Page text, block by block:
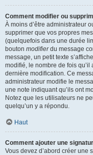
Comment modifier ou
À moins d’être administrateur
supprimer que vos propres
(quelquefois dans une durée
bouton modifierdu message
message, un petit texte
modifié, le nombre de fois
dernière modification. Ce
administrateur modifie le
une note indiquant qu’ils ont
Notez que les utilisateurs ne
quelqu’un y a répondu.
Haut
Comment ajouter une
Vous devez d’abord créer une